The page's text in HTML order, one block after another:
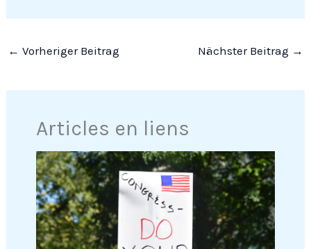
← Vorheriger Beitrag Nächster Beitrag →
Articles en liens